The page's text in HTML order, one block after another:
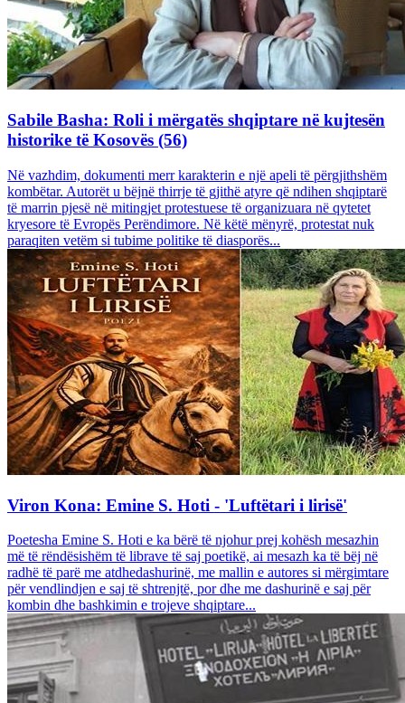
Sabile Basha: Roli i mërgatës shqiptare në kujtesën
historike të Kosovës (56)
Në vazhdim, dokumenti merr karakterin e një apeli të përgjithshëm
kombëtar. Autorët u bëjnë thirrje të gjithë atyre që ndihen shqiptarë
të marrin pjesë në mitingjet protestuese të organizuara në qytetet
kryesore të Evropës Perëndimore. Në këtë mënyrë, protestat nuk
paraqiten vetëm si tubime politike të diasporës...
Viron Kona: Emine S. Hoti - 'Luftëtari i lirisë'
Poetesha Emine S. Hoti e ka bërë të njohur prej kohësh mesazhin
më të rëndësishëm të librave të saj poetikë, ai mesazh ka të bëj në
radhë të parë me atdhedashurinë, me mallin e autores si mërgimtare
për vendlindjen e saj të shtrenjtë, por dhe me dashurinë e saj për
kombin dhe bashkimin e trojeve shqiptare...